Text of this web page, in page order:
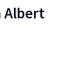
Albert